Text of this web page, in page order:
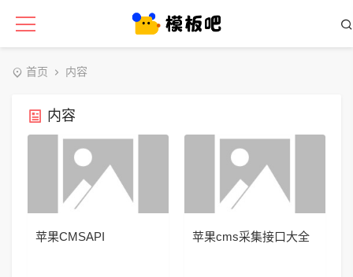
首页 内容
内容
苹果CMSAPI 苹果cms采集接口大全